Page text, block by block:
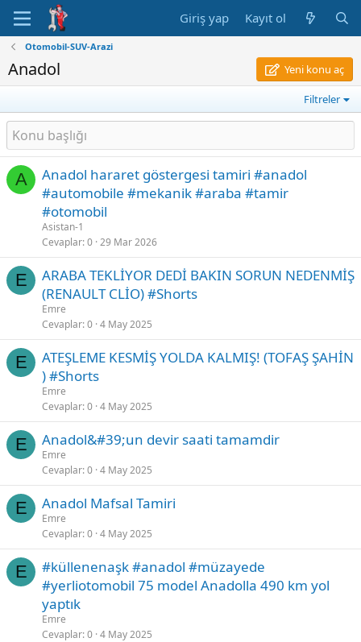
Giriş yap Kayıt ol
Otomobil-SUV-Arazi
Anadol Yeni konu aç
Filtreler
A
Anadol hararet göstergesi tamiri #anadol
#automobile #mekanik #araba #tamir
#otomobil
Asistan-1
Cevaplar 0 29 Mar 2026
E
ARABA TEKLİYOR DEDİ BAKIN SORUN NEDENMİŞ
(RENAULT CLİO) #Shorts
Emre
Cevaplar 0 4 May 2025
E
ATEŞLEME KESMİŞ YOLDA KALMIŞ! (TOFAŞ ŞAHİN
) #Shorts
Emre
Cevaplar 0 4 May 2025
E Anadol&#39;un devir saati tamamdir
Emre
Cevaplar 0 4 May 2025
E Anadol Mafsal Tamiri
Emre
Cevaplar 0 4 May 2025
E
#küllenenaşk #anadol #müzayede
#yerliotomobil 75 model Anadolla 490 km yol
yaptık
Emre
Cevaplar 0 4 May 2025